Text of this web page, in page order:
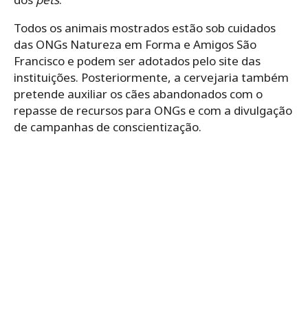
Todos os animais mostrados estão sob cuidados
das ONGs Natureza em Forma e Amigos São
Francisco e podem ser adotados pelo site das
instituições. Posteriormente, a cervejaria também
pretende auxiliar os cães abandonados com o
repasse de recursos para ONGs e com a divulgação
de campanhas de conscientização.